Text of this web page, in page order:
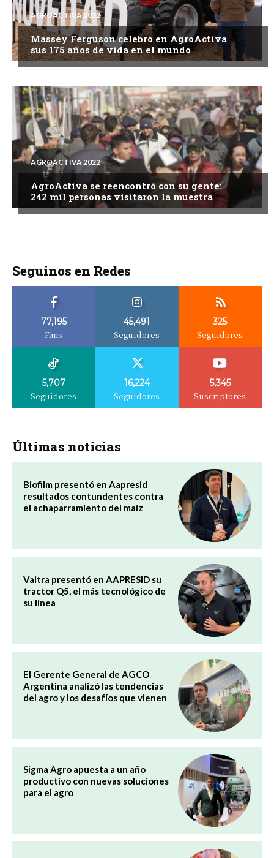
AGROACTIVA 2022
Massey Ferguson celebró en AgroActiva
sus 175 años de vida en el mundo
AGROACTIVA 2022
AgroActiva se reencontró con su gente:
242 mil personas visitaron la muestra
Seguinos en Redes
77,195
Fans
45,491
Seguidores
325
Seguidores
5,707
Seguidores
16,224
Seguidores
5,345
Suscriptores
Últimas noticias
Biofilm presentó en Aapresid
resultados contundentes contra
el achaparramiento del maíz
Valtra presentó en AAPRESID su
tractor Q5, el más tecnológico de
su línea
El Gerente General de AGCO
Argentina analizó las tendencias
del agro y los desafíos que vienen
Sigma Agro apuesta a un año
productivo con nuevas soluciones
para el agro